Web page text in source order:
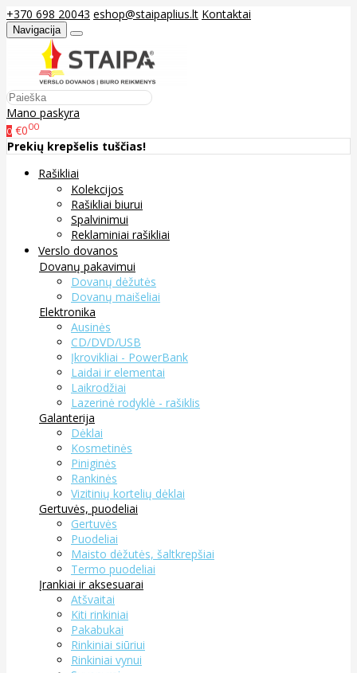
+370 698 20043 eshop@staipaplius.lt Kontaktai
Navigacija
Mano paskyra
0 €000
Prekių krepšelis tuščias!
Rašikliai
Kolekcijos
Rašikliai biurui
Spalvinimui
Reklaminiai rašikliai
Verslo dovanos
Dovanų pakavimui
Dovanų dėžutės
Dovanų maišeliai
Elektronika
Ausinės
CD/DVD/USB
Įkrovikliai - PowerBank
Laidai ir elementai
Laikrodžiai
Lazerinė rodyklė - rašiklis
Galanterija
Dėklai
Kosmetinės
Piniginės
Rankinės
Vizitinių kortelių dėklai
Gertuvės, puodeliai
Gertuvės
Puodeliai
Maisto dėžutės, šaltkrepšiai
Termo puodeliai
Įrankiai ir aksesuarai
Atšvaitai
Kiti rinkiniai
Pakabukai
Rinkiniai siūriui
Rinkiniai vynui